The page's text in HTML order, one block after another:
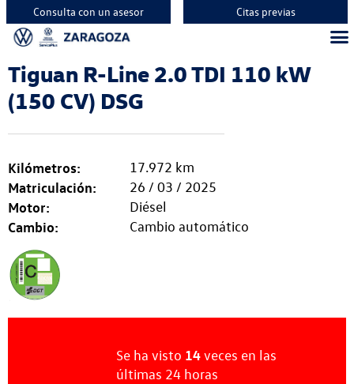
Consulta con un asesor Citas previas
Tiguan R-Line 2.0 TDI 110 kW
(150 CV) DSG
Kilómetros: 17.972 km
Matriculación: 26 / 03 / 2025
Motor: Diésel
Cambio: Cambio automático
Se ha visto 14veces en las
últimas 24 horas